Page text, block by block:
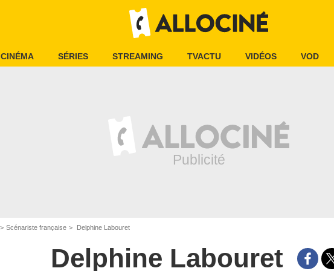
CINÉMA SÉRIES STREAMING TVACTU VIDÉOS VOD
Scénariste française Delphine Labouret
Delphine Labouret